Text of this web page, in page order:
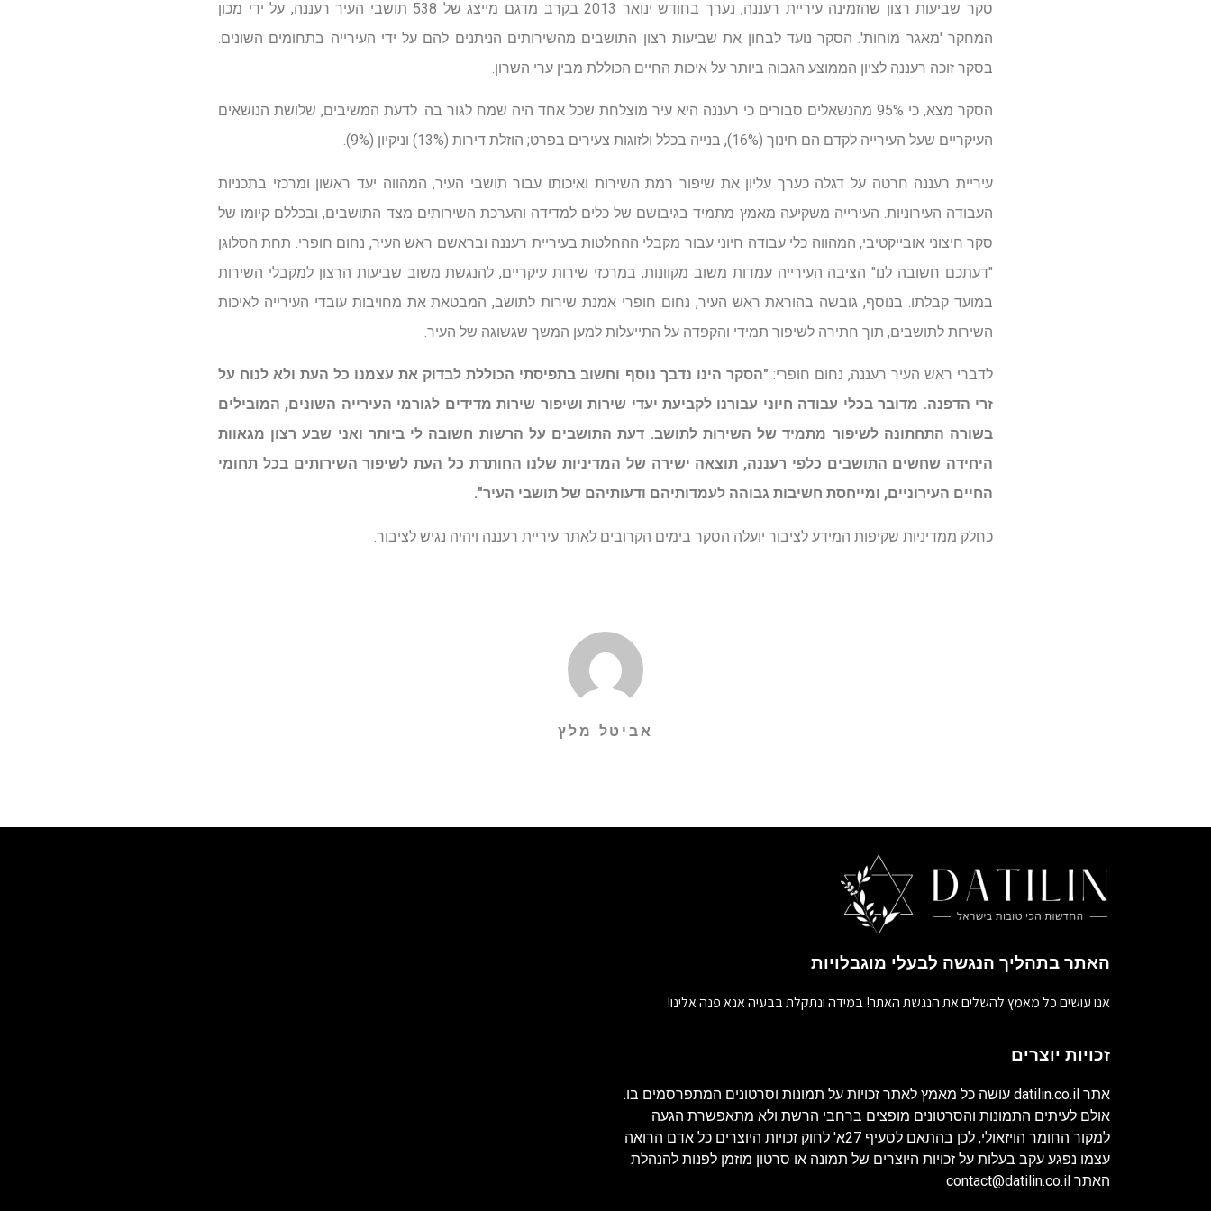
סקר שביעות רצון שהזמינה עיריית רעננה, נערך בחודש ינואר 2013 בקרב מדגם מייצג של 538 תושבי העיר רעננה, על ידי מכון
המחקר 'מאגר מוחות'. הסקר נועד לבחון את שביעות רצון התושבים מהשירותים הניתנים להם על ידי העירייה בתחומים השונים.
בסקר זוכה רעננה לציון הממוצע הגבוה ביותר על איכות החיים הכוללת מבין ערי השרון.
הסקר מצא, כי 95% מהנשאלים סבורים כי רעננה היא עיר מוצלחת שכל אחד היה שמח לגור בה. לדעת המשיבים, שלושת הנושאים
העיקריים שעל העירייה לקדם הם חינוך (16%), בנייה בכלל ולזוגות צעירים בפרט; הוזלת דירות (13%) וניקיון (9%).
עיריית רעננה חרטה על דגלה כערך עליון את שיפור רמת השירות ואיכותו עבור תושבי העיר, המהווה יעד ראשון ומרכזי בתכניות
העבודה העירוניות. העירייה משקיעה מאמץ מתמיד בגיבושם של כלים למדידה והערכת השירותים מצד התושבים, ובכללם קיומו של
סקר חיצוני אובייקטיבי, המהווה כלי עבודה חיוני עבור מקבלי ההחלטות בעיריית רעננה ובראשם ראש העיר, נחום חופרי. תחת הסלוגן
"דעתכם חשובה לנו" הציבה העירייה עמדות משוב מקוונות, במרכזי שירות עיקריים, להנגשת משוב שביעות הרצון למקבלי השירות
במועד קבלתו. בנוסף, גובשה בהוראת ראש העיר, נחום חופרי אמנת שירות לתושב, המבטאת את מחויבות עובדי העירייה לאיכות
השירות לתושבים, תוך חתירה לשיפור תמידי והקפדה על התייעלות למען המשך שגשוגה של העיר.
לדברי ראש העיר רעננה, נחום חופרי: "הסקר הינו נדבך נוסף וחשוב בתפיסתי הכוללת לבדוק את עצמנו כל העת ולא לנוח על
זרי הדפנה. מדובר בכלי עבודה חיוני עבורנו לקביעת יעדי שירות ושיפור שירות מדידים לגורמי העירייה השונים, המובילים
בשורה התחתונה לשיפור מתמיד של השירות לתושב. דעת התושבים על הרשות חשובה לי ביותר ואני שבע רצון מגאוות
היחידה שחשים התושבים כלפי רעננה, תוצאה ישירה של המדיניות שלנו החותרת כל העת לשיפור השירותים בכל תחומי
החיים העירוניים, ומייחסת חשיבות גבוהה לעמדותיהם ודעותיהם של תושבי העיר".
כחלק ממדיניות שקיפות המידע לציבור יועלה הסקר בימים הקרובים לאתר עיריית רעננה ויהיה נגיש לציבור.
אביטל מלץ
האתר בתהליך הנגשה לבעלי מוגבלויות
אנו עושים כל מאמץ להשלים את הנגשת האתר! במידה ונתקלת בבעיה אנא פנה אלינו!
זכויות יוצרים
אתר datilin.co.il עושה כל מאמץ לאתר זכויות על תמונות וסרטונים המתפרסמים בו.
אולם לעיתים התמונות והסרטונים מופצים ברחבי הרשת ולא מתאפשרת הגעה
למקור החומר הויזאולי, לכן בהתאם לסעיף 27א' לחוק זכויות היוצרים כל אדם הרואה
עצמו נפגע עקב בעלות על זכויות היוצרים של תמונה או סרטון מוזמן לפנות להנהלת
האתר contact@datilin.co.il